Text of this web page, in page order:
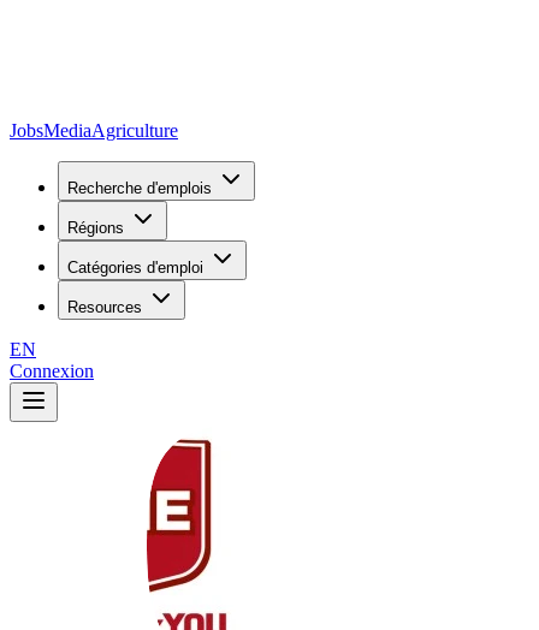
JobsMediaAgriculture
Recherche d'emplois
Régions
Catégories d'emploi
Resources
EN
Connexion